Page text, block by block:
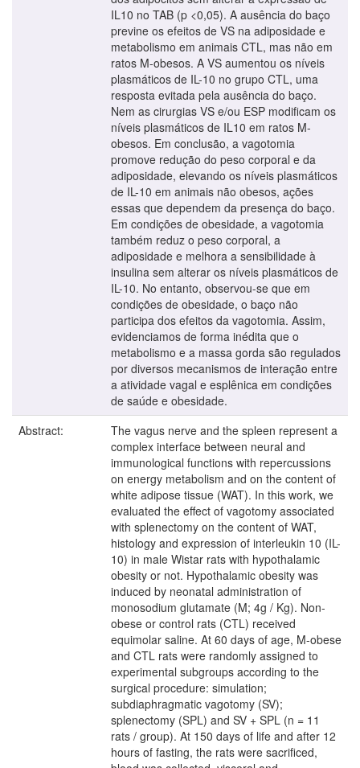
IL10 no TAB (p <0,05). A ausência do baço
previne os efeitos de VS na adiposidade e
metabolismo em animais CTL, mas não em
ratos M-obesos. A VS aumentou os níveis
plasmáticos de IL-10 no grupo CTL, uma
resposta evitada pela ausência do baço.
Nem as cirurgias VS e/ou ESP modificam os
níveis plasmáticos de IL10 em ratos M-
obesos. Em conclusão, a vagotomia
promove redução do peso corporal e da
adiposidade, elevando os níveis plasmáticos
de IL-10 em animais não obesos, ações
essas que dependem da presença do baço.
Em condições de obesidade, a vagotomia
também reduz o peso corporal, a
adiposidade e melhora a sensibilidade à
insulina sem alterar os níveis plasmáticos de
IL-10. No entanto, observou-se que em
condições de obesidade, o baço não
participa dos efeitos da vagotomia. Assim,
evidenciamos de forma inédita que o
metabolismo e a massa gorda são regulados
por diversos mecanismos de interação entre
a atividade vagal e esplênica em condições
de saúde e obesidade.
Abstract:
The vagus nerve and the spleen represent a
complex interface between neural and
immunological functions with repercussions
on energy metabolism and on the content of
white adipose tissue (WAT). In this work, we
evaluated the effect of vagotomy associated
with splenectomy on the content of WAT,
histology and expression of interleukin 10 (IL-
10) in male Wistar rats with hypothalamic
obesity or not. Hypothalamic obesity was
induced by neonatal administration of
monosodium glutamate (M; 4g / Kg). Non-
obese or control rats (CTL) received
equimolar saline. At 60 days of age, M-obese
and CTL rats were randomly assigned to
experimental subgroups according to the
surgical procedure: simulation;
subdiaphragmatic vagotomy (SV);
splenectomy (SPL) and SV + SPL (n = 11
rats / group). At 150 days of life and after 12
hours of fasting, the rats were sacrificed,